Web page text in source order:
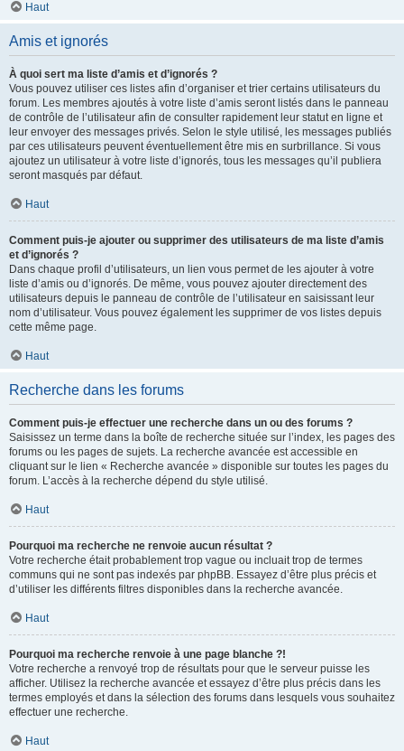
Haut
Amis et ignorés
À quoi sert ma liste d’amis et d’ignorés ?
Vous pouvez utiliser ces listes afin d’organiser et trier certains utilisateurs du
forum. Les membres ajoutés à votre liste d’amis seront listés dans le panneau
de contrôle de l’utilisateur afin de consulter rapidement leur statut en ligne et
leur envoyer des messages privés. Selon le style utilisé, les messages publiés
par ces utilisateurs peuvent éventuellement être mis en surbrillance. Si vous
ajoutez un utilisateur à votre liste d’ignorés, tous les messages qu’il publiera
seront masqués par défaut.
Haut
Comment puis-je ajouter ou supprimer des utilisateurs de ma liste d’amis
et d’ignorés ?
Dans chaque profil d’utilisateurs, un lien vous permet de les ajouter à votre
liste d’amis ou d’ignorés. De même, vous pouvez ajouter directement des
utilisateurs depuis le panneau de contrôle de l’utilisateur en saisissant leur
nom d’utilisateur. Vous pouvez également les supprimer de vos listes depuis
cette même page.
Haut
Recherche dans les forums
Comment puis-je effectuer une recherche dans un ou des forums ?
Saisissez un terme dans la boîte de recherche située sur l’index, les pages des
forums ou les pages de sujets. La recherche avancée est accessible en
cliquant sur le lien « Recherche avancée » disponible sur toutes les pages du
forum. L’accès à la recherche dépend du style utilisé.
Haut
Pourquoi ma recherche ne renvoie aucun résultat ?
Votre recherche était probablement trop vague ou incluait trop de termes
communs qui ne sont pas indexés par phpBB. Essayez d’être plus précis et
d’utiliser les différents filtres disponibles dans la recherche avancée.
Haut
Pourquoi ma recherche renvoie à une page blanche ?!
Votre recherche a renvoyé trop de résultats pour que le serveur puisse les
afficher. Utilisez la recherche avancée et essayez d’être plus précis dans les
termes employés et dans la sélection des forums dans lesquels vous souhaitez
effectuer une recherche.
Haut